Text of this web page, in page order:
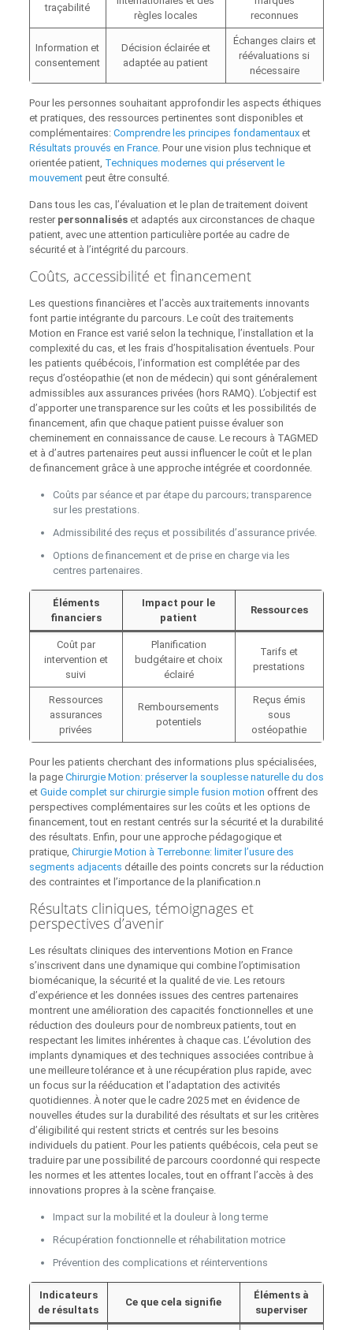
traçabilité
règles locales
reconnues
Information et
consentement
Décision éclairée et
adaptée au patient
Échanges clairs et
réévaluations si
nécessaire
Pour les personnes souhaitant approfondir les aspects éthiques
et pratiques, des ressources pertinentes sont disponibles et
complémentaires: Comprendre les principes fondamentauxet
Résultats prouvés en France. Pour une vision plus technique et
orientée patient, Techniques modernes qui préservent le
mouvementpeut être consulté.
Dans tous les cas, l’évaluation et le plan de traitement doivent
rester personnaliséset adaptés aux circonstances de chaque
patient, avec une attention particulière portée au cadre de
sécurité et à l’intégrité du parcours.
Coûts, accessibilité et financement
Les questions financières et l’accès aux traitements innovants
font partie intégrante du parcours. Le coût des traitements
Motion en France est varié selon la technique, l’installation et la
complexité du cas, et les frais d’hospitalisation éventuels. Pour
les patients québécois, l’information est complétée par des
reçus d’ostéopathie (et non de médecin) qui sont généralement
admissibles aux assurances privées (hors RAMQ). L’objectif est
d’apporter une transparence sur les coûts et les possibilités de
financement, afin que chaque patient puisse évaluer son
cheminement en connaissance de cause. Le recours à TAGMED
et à d’autres partenaires peut aussi influencer le coût et le plan
de financement grâce à une approche intégrée et coordonnée.
Coûts par séance et par étape du parcours; transparence
sur les prestations.
Admissibilité des reçus et possibilités d’assurance privée.
Options de financement et de prise en charge via les
centres partenaires.
Éléments
financiers
Impact pour le
patient
Ressources
Coût par
intervention et
suivi
Planification
budgétaire et choix
éclairé
Tarifs et
prestations
Ressources
assurances
privées
Remboursements
potentiels
Reçus émis
sous
ostéopathie
Pour les patients cherchant des informations plus spécialisées,
la page Chirurgie Motion: préserver la souplesse naturelle du dos
et Guide complet sur chirurgie simple fusion motion offrent des
perspectives complémentaires sur les coûts et les options de
financement, tout en restant centrés sur la sécurité et la durabilité
des résultats. Enfin, pour une approche pédagogique et
pratique, Chirurgie Motion à Terrebonne: limiter l’usure des
segments adjacents détaille des points concrets sur la réduction
des contraintes et l’importance de la planification.n
Résultats cliniques, témoignages et
perspectives d’avenir
Les résultats cliniques des interventions Motion en France
s’inscrivent dans une dynamique qui combine l’optimisation
biomécanique, la sécurité et la qualité de vie. Les retours
d’expérience et les données issues des centres partenaires
montrent une amélioration des capacités fonctionnelles et une
réduction des douleurs pour de nombreux patients, tout en
respectant les limites inhérentes à chaque cas. L’évolution des
implants dynamiques et des techniques associées contribue à
une meilleure tolérance et à une récupération plus rapide, avec
un focus sur la rééducation et l’adaptation des activités
quotidiennes. À noter que le cadre 2025 met en évidence de
nouvelles études sur la durabilité des résultats et sur les critères
d’éligibilité qui restent stricts et centrés sur les besoins
individuels du patient. Pour les patients québécois, cela peut se
traduire par une possibilité de parcours coordonné qui respecte
les normes et les attentes locales, tout en offrant l’accès à des
innovations propres à la scène française.
Impact sur la mobilité et la douleur à long terme
Récupération fonctionnelle et réhabilitation motrice
Prévention des complications et réinterventions
Indicateurs
de résultats
Ce que cela signifie
Éléments à
superviser